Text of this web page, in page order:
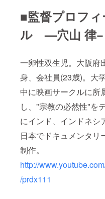
■監督プロフィ
ル —穴山 律−
一卵性双生児。大阪府
身、会社員(23歳)。大
中に映画サークルに所
し、"宗教の必然性"を
にインド、インドネシ
日本でドキュメンタリ
制作。
http://
/prdx111